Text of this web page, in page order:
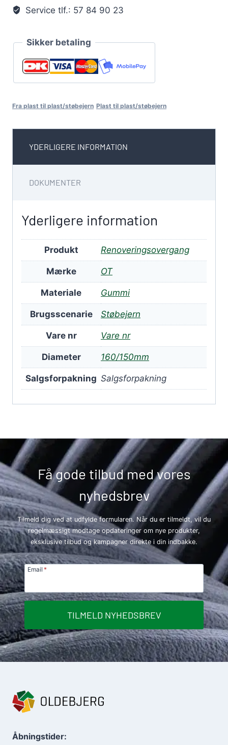
Service tlf.: 57 84 90 23
Sikker betaling
Fra plast til plast/støbejern Plast til plast/støbejern
YDERLIGERE INFORMATION
DOKUMENTER
Yderligere information
Produkt Renoveringsovergang
Mærke OT
Materiale Gummi
Brugsscenarie Støbejern
Vare nr Vare nr
Diameter 160/150mm
Salgsforpakning Salgsforpakning
Få gode tilbud med vores
nyhedsbrev
Tilmeld dig ved at udfylde formularen. Når du er tilmeldt, vil du
regelmæssigt modtage opdateringer om nye produkter,
eksklusive tilbud og kampagner direkte i din indbakke.
Email *
TILMELD NYHEDSBREV
Åbningstider: